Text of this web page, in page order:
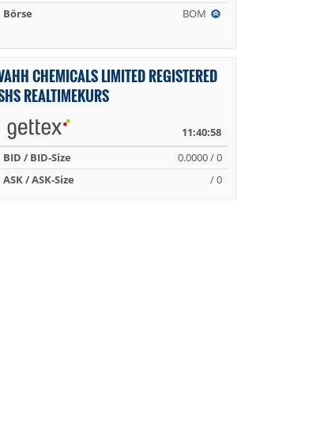
Börse
BOM
CHEMICALS LIMITED REGISTERED
REALTIMEKURS
11:40:58
BID / BID-Size
0.0000 / 0
ASK / ASK-Size
/ 0